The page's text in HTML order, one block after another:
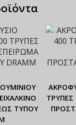
ΤΥΠΟΥ
ΤΡΥΠΕΣ